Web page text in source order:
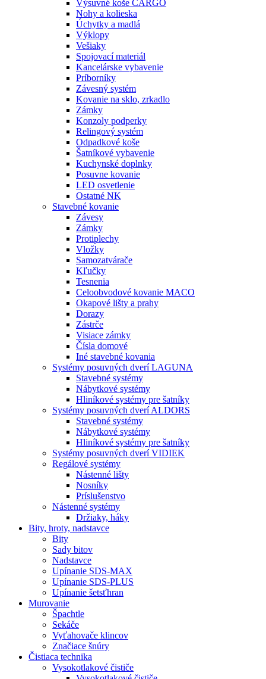
Výsuvné koše CARGO
Nohy a kolieska
Úchytky a madlá
Výklopy
Vešiaky
Spojovací materiál
Kancelárske vybavenie
Príborníky
Závesný systém
Kovanie na sklo, zrkadlo
Zámky
Konzoly podperky
Relingový systém
Odpadkové koše
Šatníkové vybavenie
Kuchynské doplnky
Posuvne kovanie
LED osvetlenie
Ostatné NK
Stavebné kovanie
Závesy
Zámky
Protiplechy
Vložky
Samozatvárače
Kľučky
Tesnenia
Celoobvodové kovanie MACO
Okapové lišty a prahy
Dorazy
Zástrče
Visiace zámky
Čísla domové
Iné stavebné kovania
Systémy posuvných dverí LAGUNA
Stavebné systémy
Nábytkové systémy
Hliníkové systémy pre šatníky
Systémy posuvných dverí ALDORS
Stavebné systémy
Nábytkové systémy
Hliníkové systémy pre šatníky
Systémy posuvných dverí VIDIEK
Regálové systémy
Nástenné lišty
Nosníky
Príslušenstvo
Nástenné systémy
Držiaky, háky
Bity, hroty, nadstavce
Bity
Sady bitov
Nadstavce
Upínanie SDS-MAX
Upínanie SDS-PLUS
Upínanie šetsťhran
Murovanie
Špachtle
Sekáče
Vyťahovače klincov
Značiace šnúry
Čistiaca technika
Vysokotlakové čističe